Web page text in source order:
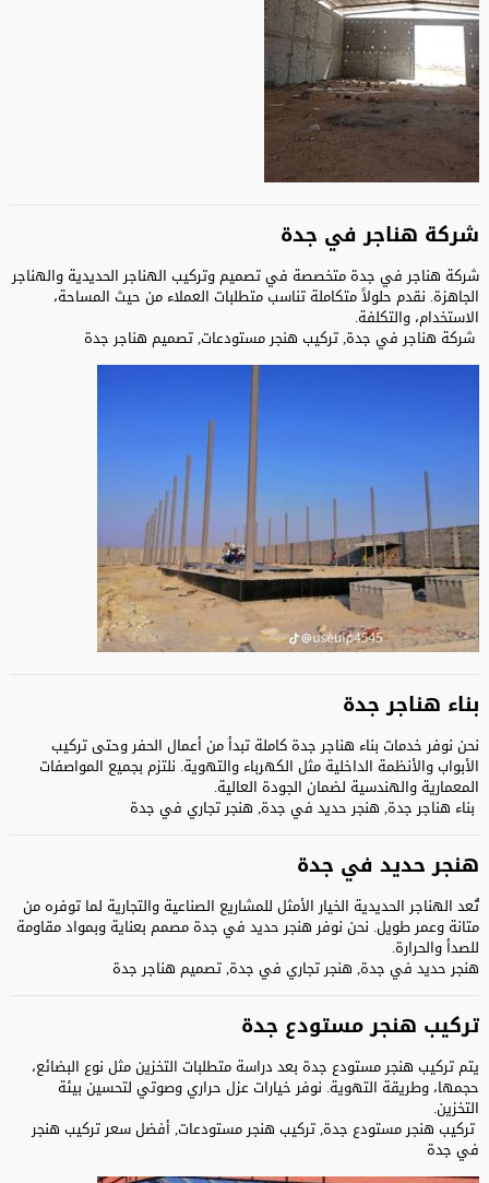
شركة هناجر في جدة
شركة هناجر في جدة متخصصة في تصميم وتركيب الهناجر الحديدية والهناجر
الجاهزة. نقدم حلولاً متكاملة تناسب متطلبات العملاء من حيث المساحة،
الاستخدام، والتكلفة.
شركة هناجر في جدة, تركيب هنجر مستودعات, تصميم هناجر جدة
بناء هناجر جدة
نحن نوفر خدمات بناء هناجر جدة كاملة تبدأ من أعمال الحفر وحتى تركيب
الأبواب والأنظمة الداخلية مثل الكهرباء والتهوية. نلتزم بجميع المواصفات
المعمارية والهندسية لضمان الجودة العالية.
بناء هناجر جدة, هنجر حديد في جدة, هنجر تجاري في جدة
هنجر حديد في جدة
تُعد الهناجر الحديدية الخيار الأمثل للمشاريع الصناعية والتجارية لما توفره من
متانة وعمر طويل. نحن نوفر هنجر حديد في جدة مصمم بعناية وبمواد مقاومة
للصدأ والحرارة.
هنجر حديد في جدة, هنجر تجاري في جدة, تصميم هناجر جدة
تركيب هنجر مستودع جدة
يتم تركيب هنجر مستودع جدة بعد دراسة متطلبات التخزين مثل نوع البضائع،
حجمها، وطريقة التهوية. نوفر خيارات عزل حراري وصوتي لتحسين بيئة
التخزين.
تركيب هنجر مستودع جدة, تركيب هنجر مستودعات, أفضل سعر تركيب هنجر
في جدة